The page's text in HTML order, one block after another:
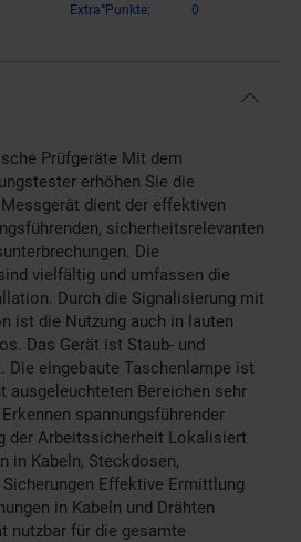
Extra°Punkte:
0
Prüfgeräte Mit dem
erhöhen Sie die
dient der effektiven
sicherheitsrelevanten
Die
vielfältig und umfassen die
Durch die Signalisierung mit
ist die Nutzung auch in lauten
Das Gerät ist Staub- und
eingebaute Taschenlampe ist
ausgeleuchteten Bereichen sehr
spannungsführender
der Arbeitssicherheit Lokalisiert
in Kabeln, Steckdosen,
Effektive Ermittlung
in Kabeln und Drähten
nutzbar für die gesamte